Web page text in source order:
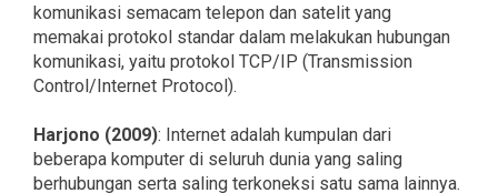
komunikasi semacam telepon dan satelit yang
memakai protokol standar dalam melakukan hubungan
komunikasi, yaitu protokol TCP/IP (Transmission
Control/Internet Protocol).
Harjono (2009): Internet adalah kumpulan dari
beberapa komputer di seluruh dunia yang saling
berhubungan serta saling terkoneksi satu sama lainnya.